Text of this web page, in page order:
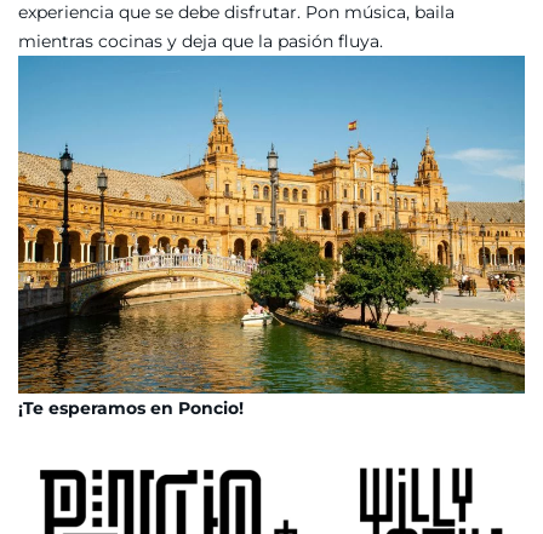
experiencia que se debe disfrutar. Pon música, baila
mientras cocinas y deja que la pasión fluya.
¡Te esperamos en Poncio!